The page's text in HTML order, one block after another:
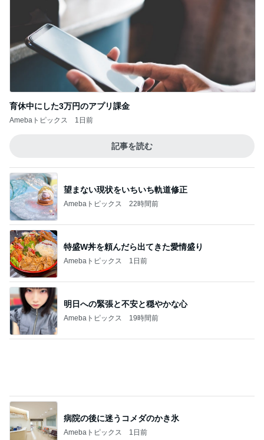
育休中にした3万円のアプリ課金
Amebaトピックス
記事を読む
Amebaトピックス 22時間前
特盛W丼を頼んだら出てきた愛情盛り
Amebaトピックス 1日前
明日への緊張と不安と穏やかな心
Amebaトピックス 19時間前
病院の後に迷うコメダのかき氷
Amebaトピックス 1日前